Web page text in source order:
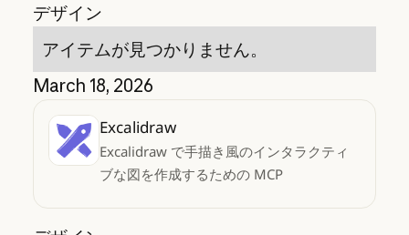
デザイン
アイテムが見つかりません。
March 18, 2026
Excalidraw
Excalidraw で手描き風のインタラクティ
ブな図を作成するための MCP